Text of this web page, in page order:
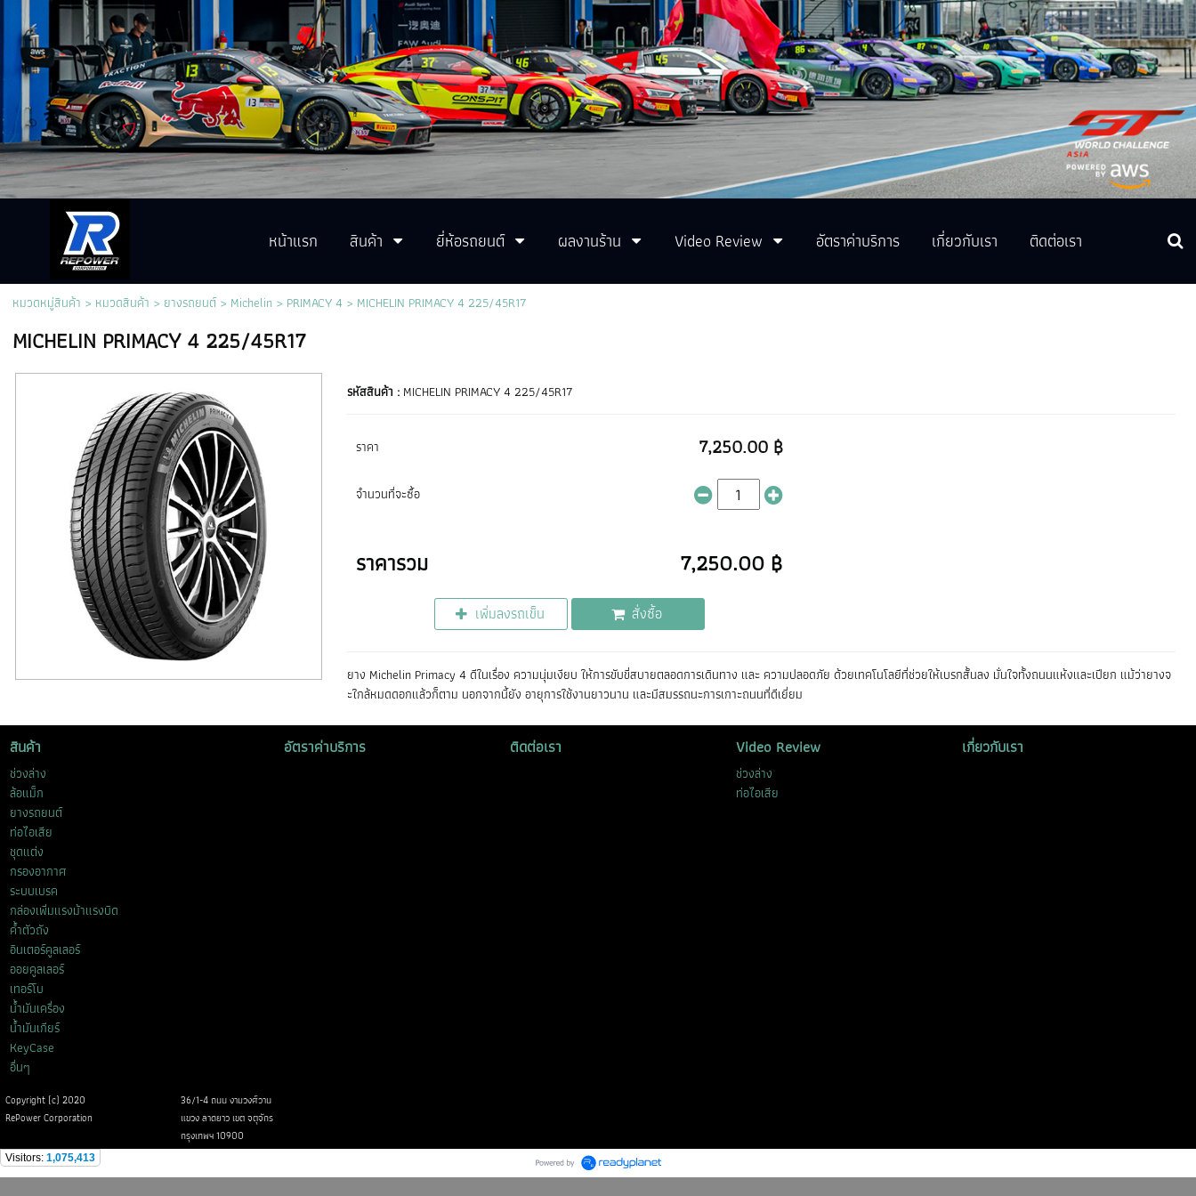
หน้าแรก สินค้า ยี่ห้อรถยนต์ ผลงานร้าน Video Review อัตราค่าบริการ เกี่ยวกับเรา ติดต่อเรา
หมวดหมู่สินค้า > หมวดสินค้า >ยางรถยนต์> Michelin> PRIMACY 4 > MICHELIN PRIMACY 4 225/45R17
MICHELIN PRIMACY 4 225/45R17
รหัสสินค้า : MICHELIN PRIMACY 4 225/45R17
ราคา 7,250.00 ฿
จำนวนที่จะซื้อ
ราคารวม 7,250.00 ฿
เพิ่มลงรถเข็น สั่งซื้อ
ยาง Michelin Primacy 4 ดีในเรื่อง ความนุ่มเงียบ ให้การขับขี่สบายตลอดการเดินทาง และ ความปลอดภัย ด้วยเทคโนโลยีที่ช่วยให้เบรกสั้นลง มั่นใจทั้งถนนแห้งและเปียก แม้ว่ายางจ
ะใกล้หมดดอกแล้วก็ตาม นอกจากนี้ยัง อายุการใช้งานยาวนาน และมีสมรรถนะการเกาะถนนที่ดีเยี่ยม
สินค้า
ช่วงล่าง
ล้อแม็ก
ยางรถยนต์
ท่อไอเสีย
ชุดแต่ง
กรองอากาศ
ระบบเบรค
กล่องเพิ่มแรงม้าแรงบิด
ค้ำตัวถัง
อินเตอร์คูลเลอร์
ออยคูลเลอร์
เทอร์โบ
น้ำมันเครื่อง
น้ำมันเกียร์
KeyCase
อื่นๆ
อัตราค่าบริการ ติดต่อเรา Video Review
ช่วงล่าง
ท่อไอเสีย
เกี่ยวกับเรา
Copyright (c) 2020
36/1-4 ถนน งามวงศ์วาน
RePower Corporation
แขวง ลาดยาว เขต จตุจักร
กรุงเทพฯ 10900
Visitors: 1,075,413